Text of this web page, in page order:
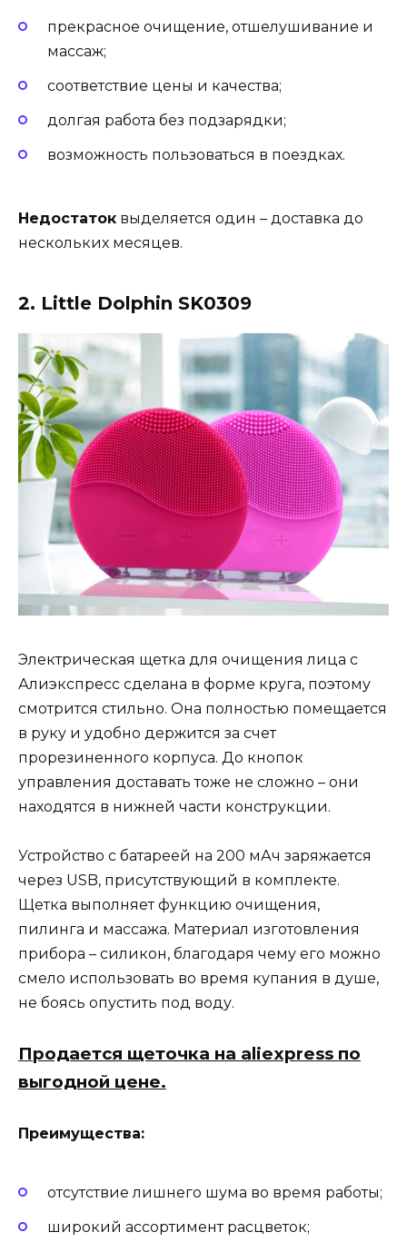
прекрасное очищение, отшелушивание и
массаж;
соответствие цены и качества;
долгая работа без подзарядки;
возможность пользоваться в поездках.
Недостаток выделяется один – доставка до
нескольких месяцев.
2. Little Dolphin SK0309
Электрическая щетка для очищения лица с
Алиэкспресс сделана в форме круга, поэтому
смотрится стильно. Она полностью помещается
в руку и удобно держится за счет
прорезиненного корпуса. До кнопок
управления доставать тоже не сложно – они
находятся в нижней части конструкции.
Устройство с батареей на 200 мАч заряжается
через USB, присутствующий в комплекте.
Щетка выполняет функцию очищения,
пилинга и массажа. Материал изготовления
прибора – силикон, благодаря чему его можно
смело использовать во время купания в душе,
не боясь опустить под воду.
Продается щеточка на aliexpress по
выгодной цене.
Преимущества:
отсутствие лишнего шума во время работы;
широкий ассортимент расцветок;